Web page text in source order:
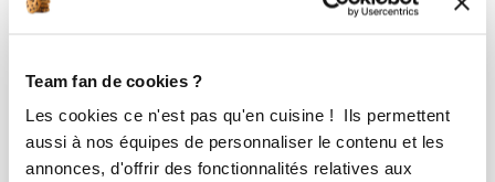
Team fan de cookies ?
Les cookies ce n'est pas qu'en cuisine ! Ils permettent
aussi à nos équipes de personnaliser le contenu et les
annonces, d'offrir des fonctionnalités relatives aux